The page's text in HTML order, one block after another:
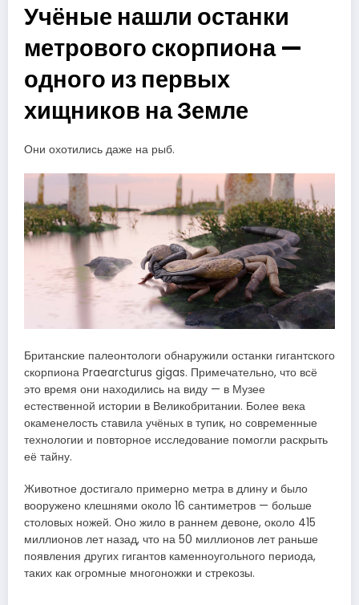
Учёные нашли останки
метрового скорпиона —
одного из первых
хищников на Земле
Они охотились даже на рыб.
Британские палеонтологи обнаружили останки гигантского
скорпиона Praearcturus gigas. Примечательно, что всё
это время они находились на виду — в Музее
естественной истории в Великобритании. Более века
окаменелость ставила учёных в тупик, но современные
технологии и повторное исследование помогли раскрыть
её тайну.
Животное достигало примерно метра в длину и было
вооружено клешнями около 16 сантиметров — больше
столовых ножей. Оно жило в раннем девоне, около 415
миллионов лет назад, что на 50 миллионов лет раньше
появления других гигантов каменноугольного периода,
таких как огромные многоножки и стрекозы.